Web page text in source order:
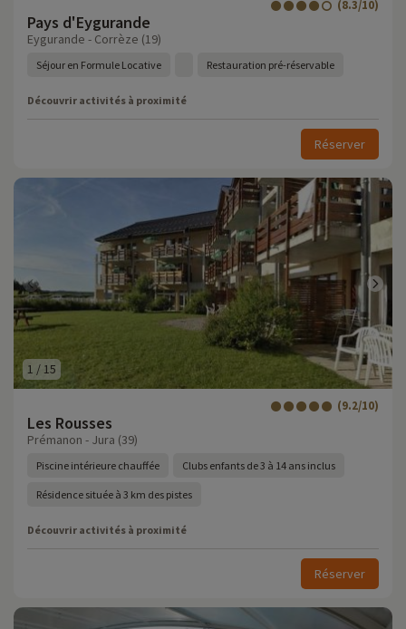
Pays d'Eygurande
(8.3/10)
Eygurande - Corrèze (19)
Séjour en Formule Locative Restauration pré-réservable
Découvrir activités à proximité
Réserver
1 / 15
Les Rousses
(9.2/10)
Prémanon - Jura (39)
Piscine intérieure chauffée Clubs enfants de 3 à 14 ans inclus
Résidence située à 3 km des pistes
Découvrir activités à proximité
Réserver